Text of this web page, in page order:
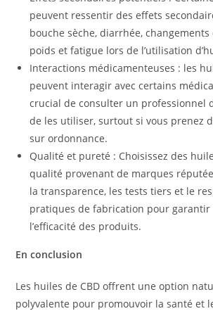
peuvent ressentir des effets
bouche sèche, diarrhée, changements
poids et fatigue lors de l’utilisation
Interactions médicamenteuses : les
peuvent interagir avec certains
crucial de consulter un professionnel
de les utiliser, surtout si vous prenez
sur ordonnance.
Qualité et pureté : Choisissez des
qualité provenant de marques
la transparence, les tests tiers et le
pratiques de fabrication pour garantir
l’efficacité des produits.
En conclusion
Les huiles de CBD offrent une option
polyvalente pour promouvoir la santé et